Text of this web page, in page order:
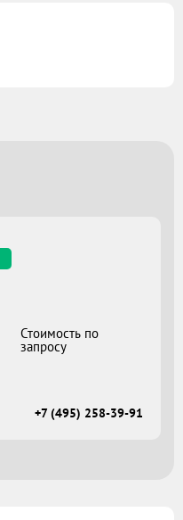
Стоимость по
запросу
+7 (495) 258-39-91